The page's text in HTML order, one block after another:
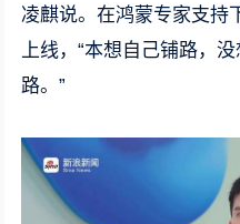
凌麒说。在鸿蒙专家支持
上线，“本想自己铺路，
路。”